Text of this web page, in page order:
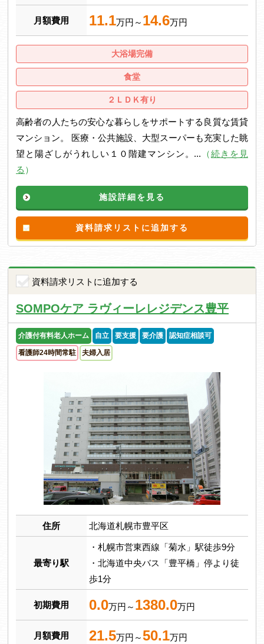
月額費用 11.1万円～ 14.6万円
大浴場完備
食堂
２ＬＤＫ有り
高齢者の人たちの安心な暮らしをサポートする良質な賃貸
マンション。 医療・公共施設、大型スーパーも充実した眺
望と陽ざしがうれしい１０階建マンシン。... （続きを見
る ）
施設詳細を見る
資料請求リストに追加する
資料請求リストに追加する
SOMPOケア ラヴィーレレジデンス豊平
介護付有料老人ホーム 自立 要支援 要介護 認知症相談可
看護師24時間常駐 夫婦入居
住所 北海道札幌市豊平区
最寄り駅
・札幌市営東西線「菊水」駅徒歩9分
・北海道中央バス「豊平橋」停より徒
歩1分
初期費用 0.0万円～ 1380.0万円
月額費用 21.5万円～50.1万円